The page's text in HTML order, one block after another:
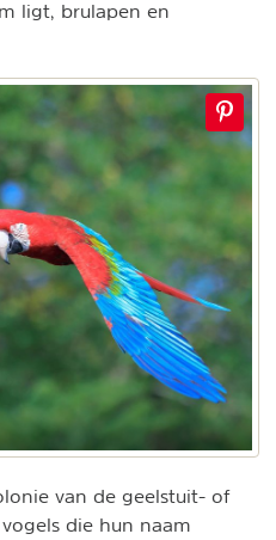
ligt, brulapen en
van de geelstuit- of
die hun naam